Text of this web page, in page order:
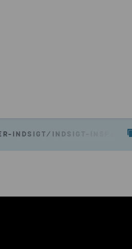
INDSIGT/INDSIGT-